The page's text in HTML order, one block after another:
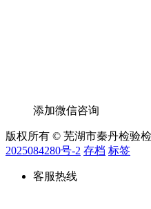
添加微信咨询
版权所有 © 芜湖市秦丹检验
2025084280号-2 存档 标签
客服热线